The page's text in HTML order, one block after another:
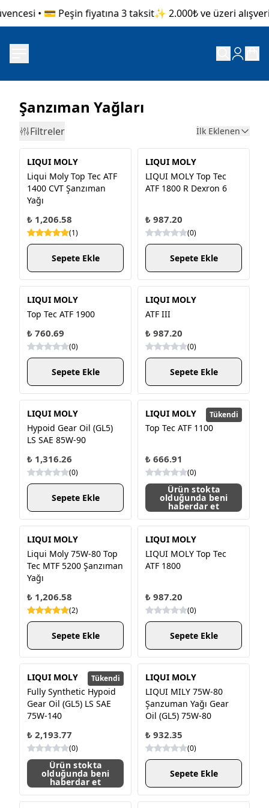
• 💳 Peşin fiyatına 3 taksit✨ 2.000₺ ve üzeri
Şanzıman Yağları
Filtreler İlk Eklenen
LIQUI MOLY
Liqui Moly Top Tec ATF
1400 CVT Şanzıman
Yağı
₺ 1,206.58
(1)
Sepete Ekle
LIQUI MOLY
LIQUI MOLY Top Tec
ATF 1800 R Dexron 6
₺ 987.20
(0)
Sepete Ekle
LIQUI MOLY
Top Tec ATF 1900
₺ 760.69
(0)
Sepete Ekle
LIQUI MOLY
ATF III
₺ 987.20
(0)
Sepete Ekle
LIQUI MOLY
Hypoid Gear Oil (GL5)
LS SAE 85W-90
₺ 1,316.26
(0)
Sepete Ekle
Tükendi
LIQUI MOLY
Top Tec ATF 1100
₺ 666.91
(0)
Ürün stokta
olduğunda beni
haberdar et
LIQUI MOLY
Liqui Moly 75W-80 Top
Tec MTF 5200 Şanzıman
Yağı
₺ 1,206.58
(2)
Sepete Ekle
LIQUI MOLY
LIQUI MOLY Top Tec
ATF 1800
₺ 987.20
(0)
Sepete Ekle
Tükendi
LIQUI MOLY
Fully Synthetic Hypoid
Gear Oil (GL5) LS SAE
75W-140
₺ 2,193.77
(0)
Ürün stokta
olduğunda beni
haberdar et
LIQUI MOLY
LIQUI MILY 75W-80
Şanzuman Yağı Gear
Oil (GL5) 75W-80
₺ 932.35
(0)
Sepete Ekle